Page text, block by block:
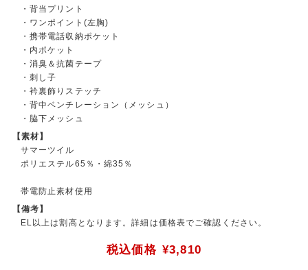
・背当プリント
・ワンポイント(左胸)
・携帯電話収納ポケット
・内ポケット
・消臭＆抗菌テープ
・刺し子
・衿裏飾りステッチ
・背中ベンチレーション（メッシュ）
・脇下メッシュ
【素材】
サマーツイル
ポリエステル65％・綿35％
帯電防止素材使用
【備考】
EL以上は割高となります。詳細は価格表でご確認ください。
税込価格 ¥3,810